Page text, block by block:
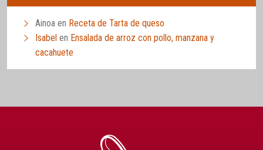
Ainoa en Receta de Tarta de queso
Isabel en Ensalada de arroz con pollo, manzana y
cacahuete